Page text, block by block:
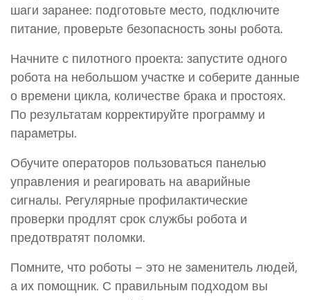
шаги заранее: подготовьте место, подключите
питание, проверьте безопасность зоны робота.
Начните с пилотного проекта: запустите одного
робота на небольшом участке и соберите данные
о времени цикла, количестве брака и простоях.
По результатам корректируйте программу и
параметры.
Обучите операторов пользоваться панелью
управления и реагировать на аварийные
сигналы. Регулярные профилактические
проверки продлят срок службы робота и
предотвратят поломки.
Помните, что роботы – это не заменитель людей,
а их помощник. С правильным подходом вы